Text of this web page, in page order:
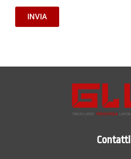
INVIA
Contatti